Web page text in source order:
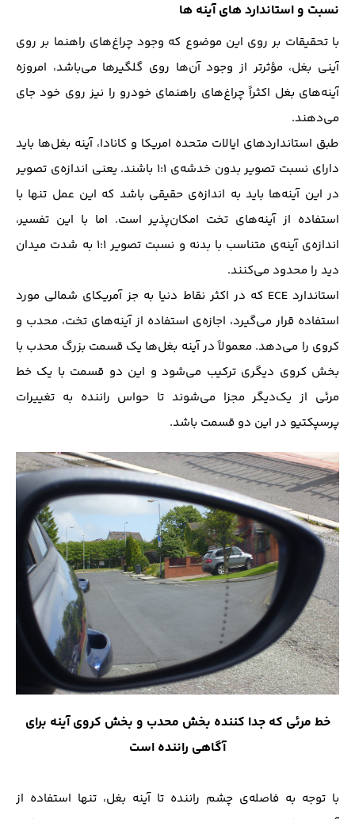
نسبت و استاندارد های آینه ها
با تحقیقات بر روی این موضوع که وجود چراغ‌های راهنما بر روی
آینی بغل، مؤثرتر از وجود آن‌ها روی گلگیرها می‌باشد، امروزه
آینه‌های بغل اکثراً چراغ‌های راهنمای خودرو را نیز روی خود جای
می‌دهند.
طبق استانداردهای ایالات متحده امریکا و کانادا، آینه بغل‌ها باید
دارای نسبت تصویر بدون خدشه‌ی 1:1 باشند. یعنی اندازه‌ی تصویر
در این آینه‌ها باید به اندازه‌ی حقیقی باشد که این عمل تنها با
استفاده از آینه‌های تخت امکان‌پذیر است. اما با این تفسیر،
اندازه‌ی آینه‌ی متناسب با بدنه و نسبت تصویر 1:1 به شدت میدان
دید را محدود می‌کنند.
استاندارد ECE که در اکثر نقاط دنیا به جز آمریکای شمالی مورد
استفاده قرار می‌گیرد، اجازه‌ی استفاده از آینه‌های تخت، محدب و
کروی را می‌دهد. معمولاً در آینه بغل‌ها یک قسمت بزرگ محدب با
بخش کروی دیگری ترکیب می‌شود و این دو قسمت با یک خط
مرئی از یک‌دیگر مجزا می‌شوند تا حواس راننده به تغییرات
پرسپکتیو در این دو قسمت باشد.
خط مرئی که جدا کننده بخش محدب و بخش کروی آینه برای
آگاهی راننده است
با توجه به فاصله‌ی چشم راننده تا آینه بغل، تنها استفاده از